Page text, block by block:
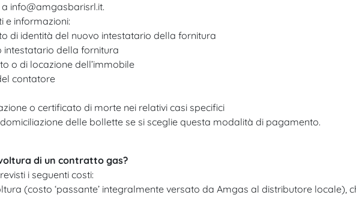
info@amgasbarisrl.it.​
e informazioni:​
di identità del nuovo intestatario della fornitura​
intestatario della fornitura​
o di locazione dell’immobile​
contatore​
o certificato di morte nei relativi casi specifici​
delle bollette se si sceglie questa modalità di pagamento.
di un contratto gas?
i seguenti costi:​
(costo ‘passante’ integralmente versato da Amgas al distributore